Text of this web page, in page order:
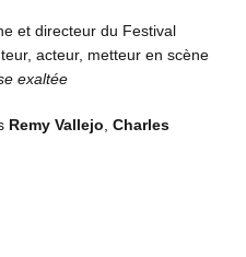
et directeur du Festival
acteur, metteur en scène
exaltée
Remy Vallejo Charles